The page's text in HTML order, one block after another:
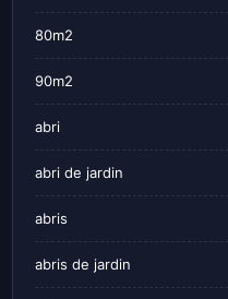
80m2
90m2
abri
abri de jardin
abris
abris de jardin